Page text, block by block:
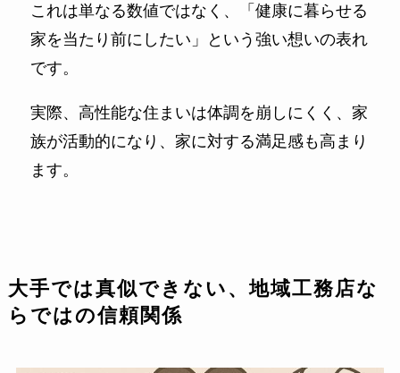
これは単なる数値ではなく、「健康に暮らせる
家を当たり前にしたい」という強い想いの表れ
です。
実際、高性能な住まいは体調を崩しにくく、家
族が活動的になり、家に対する満足感も高まり
ます。
大手では真似できない、地域工務店な
らではの信頼関係